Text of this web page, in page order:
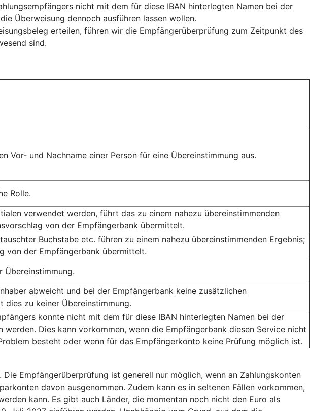
nicht mit dem für diese IBAN hinterlegten Namen bei der
Überweisung dennoch ausführen lassen wollen.
erteilen, führen wir die Empfängerüberprüfung zum Zeitpunkt des
sind.
Vor- und Nachname einer Person für eine Übereinstimmung aus.
Rolle.
verwendet werden, führt das zu einem nahezu übereinstimmenden
von der Empfängerbank übermittelt.
Buchstabe etc. führen zu einem nahezu übereinstimmenden Ergebnis;
von der Empfängerbank übermittelt.
Übereinstimmung.
abweicht und bei der Empfängerbank keine zusätzlichen
dies zu keiner Übereinstimmung.
konnte nicht mit dem für diese IBAN hinterlegten Namen bei der
werden. Dies kann vorkommen, wenn die Empfängerbank diesen Service nicht
besteht oder wenn für das Empfängerkonto keine Prüfung möglich ist.
Empfängerüberprüfung ist generell nur möglich, wenn an Zahlungskonten
davon ausgenommen. Zudem kann es in seltenen Fällen vorkommen,
kann. Es gibt auch Länder, die momentan noch nicht den Euro als